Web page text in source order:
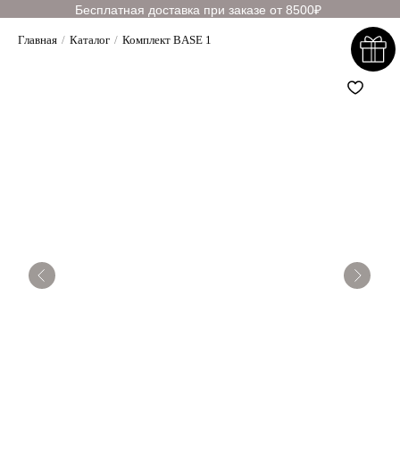
Бесплатная доставка при заказе от 8500₽
Главная / Каталог / Комплект BASE 1